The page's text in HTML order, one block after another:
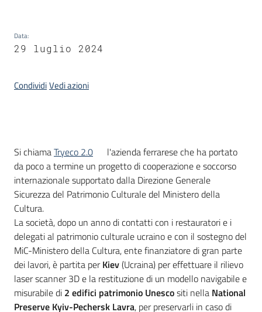
su
Data:
29 luglio 2024
CondividiVedi azioni
Introduzione
Si chiamaTryeco 2.0
l'azienda ferrarese che ha portato
da poco a termine un progetto di cooperazione e soccorso
internazionale supportato dalla Direzione Generale
Sicurezza del Patrimonio Culturale del Ministero della
Cultura.
La società, dopo un anno di contatti con i restauratori e i
delegati al patrimonio culturale ucraino e con il sostegno del
MiC-Ministero della Cultura, ente finanziatore di gran parte
dei lavori, è partita perKiev(Ucraina) per effettuare il rilievo
laser scanner 3D e la restituzione di un modello navigabile e
misurabile di 2 edifici patrimonio Unescositi nella National
Preserve Kyiv-Pechersk Lavra, per preservarli in caso di